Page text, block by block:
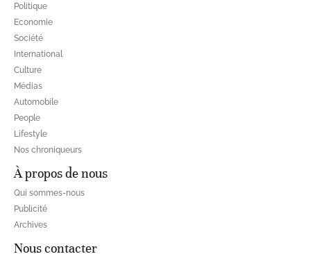
Politique
Economie
Société
International
Culture
Médias
Automobile
People
Lifestyle
Nos chroniqueurs
À propos de nous
Qui sommes-nous
Publicité
Archives
Nous contacter